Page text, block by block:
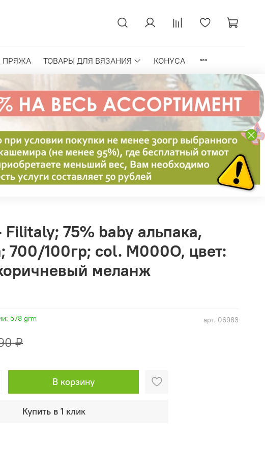
ПРЯЖА ТОВАРЫ ДЛЯ ВЯЗАНИЯ КОНУСА
арт. 06983
578 grm
Filitaly; 75% baby альпака,
700/100гр; col. M000O, цвет:
меланж
₽
В корзину
Купить в 1 клик